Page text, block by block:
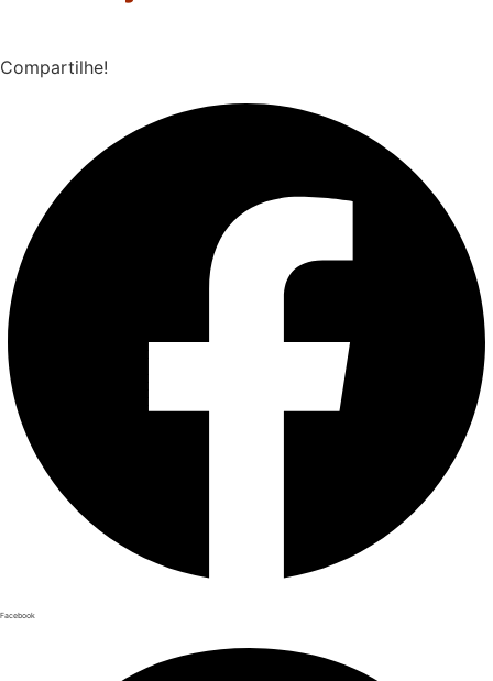
Compartilhe!
Facebook